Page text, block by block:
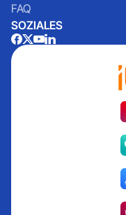
FAQ
SOZIALES